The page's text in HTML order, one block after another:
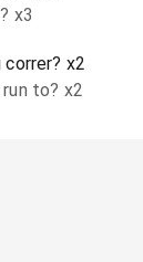
x3
correr? x2
run to? x2